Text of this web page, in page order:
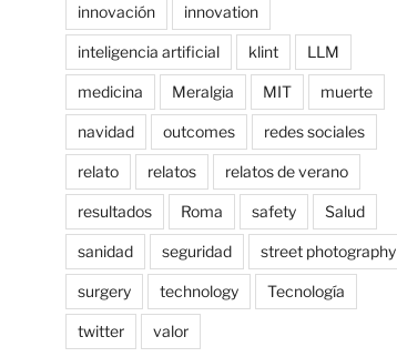
innovación innovation
inteligencia artificial klint LLM
medicina Meralgia MIT muerte
navidad outcomes redes sociales
relato relatos relatos de verano
resultados Roma safety Salud
sanidad seguridad street photography
surgery technology Tecnología
twitter valor